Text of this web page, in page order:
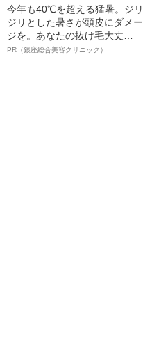
今年も40℃を超える猛暑。ジリ
ジリとした暑さが頭皮にダメー
ジを。あなたの抜け毛大丈
夫！？
PR（銀座総合美容クリニック）